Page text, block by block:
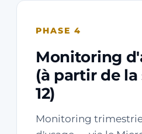
PHASE 4
Monitoring
(à partir de
12)
Monitoring